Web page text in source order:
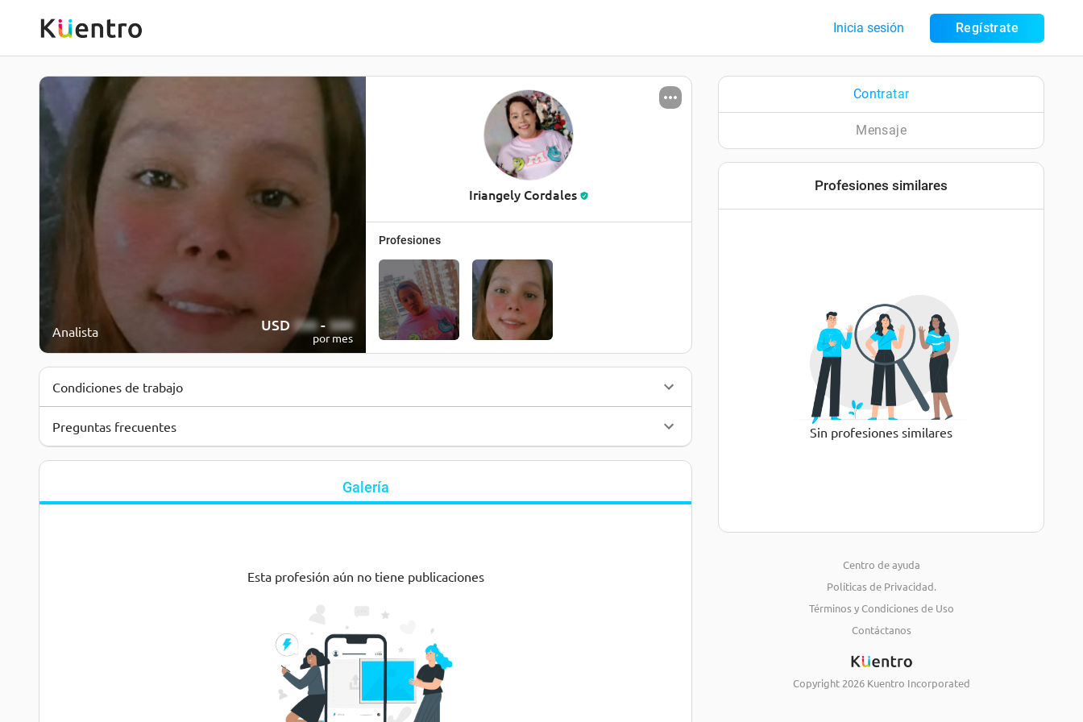
Inicia sesión Regístrate
Analista USD 200-500
por mes
Iriangely Cordales
Profesiones
Condiciones de trabajo
Preguntas frecuentes
Galería
Esta profesión aún no tiene publicaciones
Contratar
Mensaje
Profesiones similares
Sin profesiones similares
Centro de ayuda
Políticas de Privacidad.
Términos y Condiciones de Uso
Contáctanos
Copyright 2026 Kuentro Incorporated